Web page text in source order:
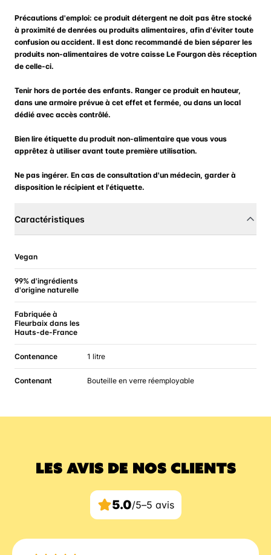
Précautions d'emploi: ce produit détergent ne doit pas être stocké
à proximité de denrées ou produits alimentaires, afin d'éviter toute
confusion ou accident. Il est donc recommandé de bien séparer les
produits non-alimentaires de votre caisse Le Fourgon dès réception
de celle-ci.
Tenir hors de portée des enfants. Ranger ce produit en hauteur,
dans une armoire prévue à cet effet et fermée, ou dans un local
dédié avec accès contrôlé.
Bien lire étiquette du produit non-alimentaire que vous vous
apprêtez à utiliser avant toute première utilisation.
Ne pas ingérer. En cas de consultation d'un médecin, garder à
disposition le récipient et l'étiquette.
Caractéristiques
Vegan
99% d'ingrédients
d'origine naturelle
Fabriquée à
Fleurbaix dans les
Hauts-de-France
Contenance 1 litre
Contenant Bouteille en verre réemployable
LES AVIS DE NOS CLIENTS
5.0/5–5 avis